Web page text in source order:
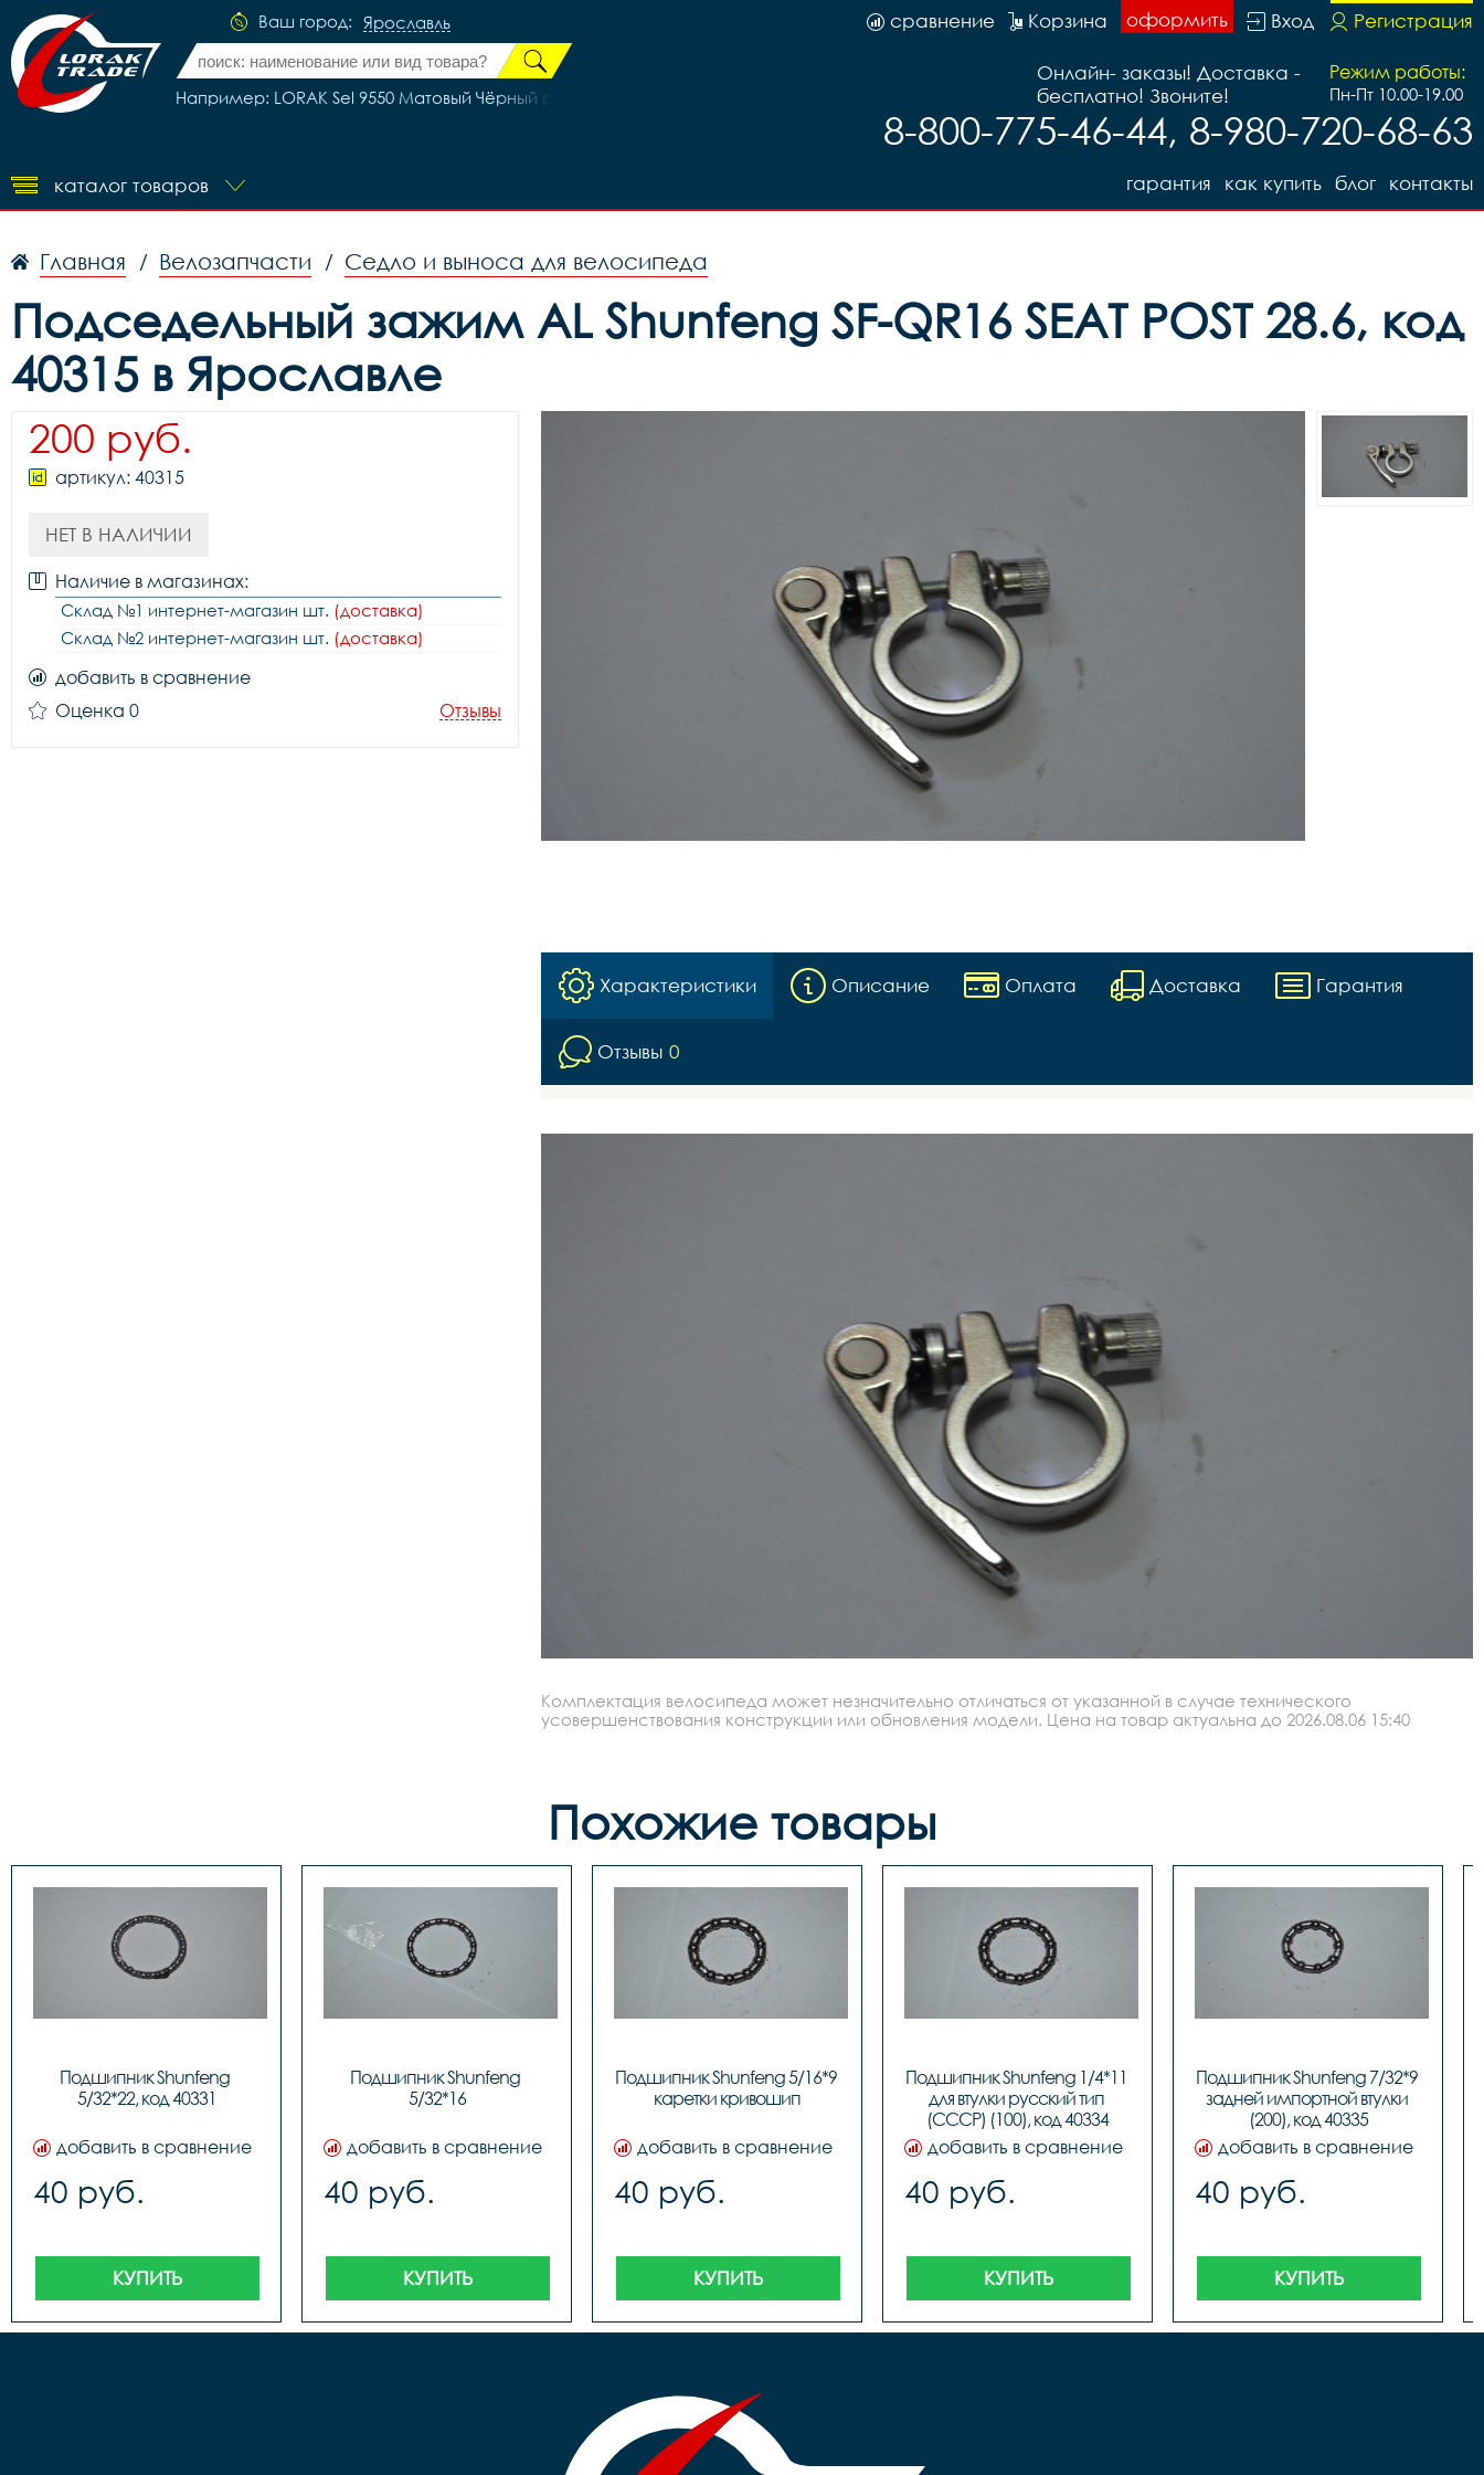
Ваш город: Ярославль
Например: LORAK Sel 9550 Матовый Чёрный рама 19 (на рост 171-182)
Регистрация
Вход
оформить
Корзина
сравнение
Режим работы:
Пн-Пт 10.00-19.00
Онлайн- заказы! Доставка -
бесплатно! Звоните!
8-800-775-46-44, 8-980-720-68-63
каталог товаров контакты
блог
как купить
гарантия
Главная / Велозапчасти / Седло и выноса для велосипеда
Подседельный зажим AL Shunfeng SF-QR16 SEAT POST 28.6, код
40315 в Ярославле
200 руб.
артикул: 40315
НЕТ В НАЛИЧИИ
Наличие в магазинах:
Склад №1 интернет-магазин шт. (доставка)
Склад №2 интернет-магазин шт. (доставка)
добавить в сравнение
Оценка 0
Отзывы
Характеристики Описание Оплата Доставка Гарантия
Отзывы 0
Комплектация велосипеда может незначительно отличаться от указанной в случае технического
усовершенствования конструкции или обновления модели. Цена на товар актуальна до 2026.08.06 15:40
Похожие товары
Подшипник Shunfeng
5/32*22, код 40331
добавить в сравнение
40 руб.
КУПИТЬ
Подшипник Shunfeng
5/32*16
добавить в сравнение
40 руб.
КУПИТЬ
Подшипник Shunfeng 5/16*9
каретки кривошип
добавить в сравнение
40 руб.
КУПИТЬ
Подшипник Shunfeng 1/4*11
для втулки русский тип
(СССР) (100), код 40334
добавить в сравнение
40 руб.
КУПИТЬ
Подшипник Shunfeng 7/32*9
задней импортной втулки
(200), код 40335
добавить в сравнение
40 руб.
КУПИТЬ